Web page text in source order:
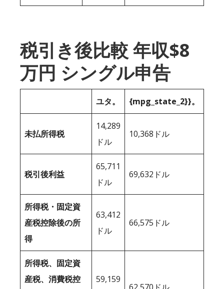
税引き後比較 年収$8
万円 シングル申告
ユタ。 {mpg_state_2}}。
未払所得税
14,289
ドル
10,368ドル
税引後利益
65,711
ドル
69,632ドル
所得税・固定資
産税控除後の所
得
63,412
ドル
66,575ドル
所得税、固定資
産税、消費税控
59,159